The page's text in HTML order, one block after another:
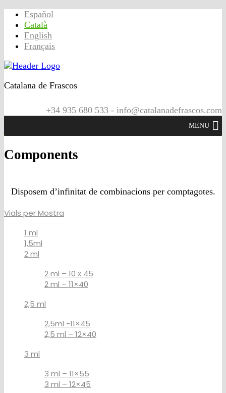
Español
Català
English
Français
Catalana de Frascos
+34 935 680 533 - info@catalanadefrascos.com
MENU
Components
Disposem d’infinitat de combinacions per comptagotes.
Vials per Mostra
1 ml
1,5ml
2 ml
2 ml – 10 x 45
2 ml – 11×40
2,5 ml
2,5ml -11×45
2,5 ml – 12×40
3 ml
3 ml – 11×55
3 ml – 12×45